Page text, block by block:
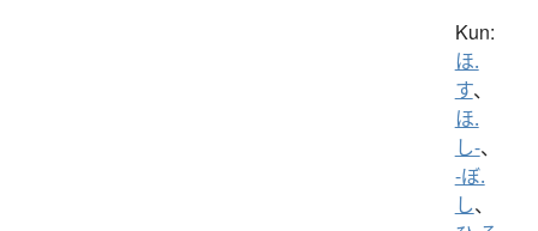
Kun:
ほ.
す、
ほ.
し-、
-ぼ.
し、